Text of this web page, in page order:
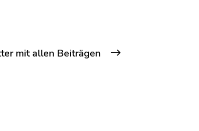
mit allen Beiträgen